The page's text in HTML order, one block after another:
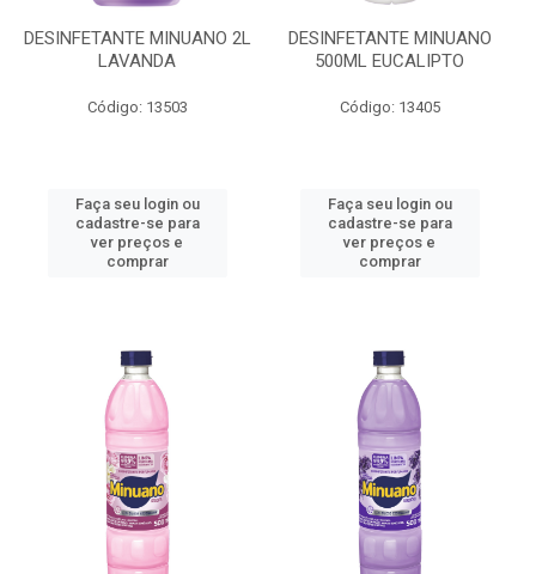
DESINFETANTE MINUANO 2L
LAVANDA
Código: 13503
Faça seu login ou
cadastre-se para
ver preços e
comprar
DESINFETANTE MINUANO
500ML EUCALIPTO
Código: 13405
Faça seu login ou
cadastre-se para
ver preços e
comprar